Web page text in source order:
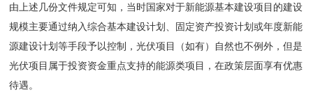
由上述几份文件规定可知，当时国家对于新能源基本建设项目的建设
规模主要通过纳入综合基本建设计划、固定资产投资计划或年度新能
源建设计划等手段予以控制，光伏项目（如有）自然也不例外，但是
光伏项目属于投资资金重点支持的能源类项目，在政策层面享有优惠
待遇。